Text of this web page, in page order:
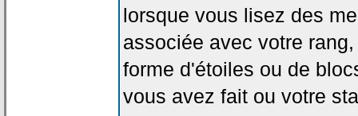
lorsque vous lisez des
associée avec votre
forme d'étoiles ou de
vous avez fait ou votre